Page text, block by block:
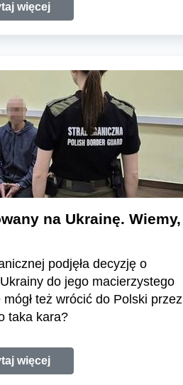
więcej
na Ukrainę. Wiemy,
podjęła decyzję o
do jego macierzystego
też wrócić do Polski przez
taka kara?
więcej